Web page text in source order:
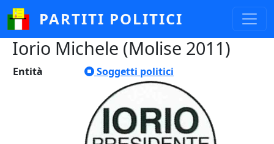
Salta al contenuto principale
PARTITI POLITICI
Iorio Michele (Molise 2011)
Entità Soggetti politici